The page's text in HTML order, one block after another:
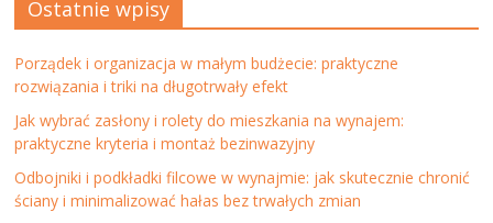
Ostatnie wpisy
Porządek i organizacja w małym budżecie: praktyczne
rozwiązania i triki na długotrwały efekt
Jak wybrać zasłony i rolety do mieszkania na wynajem:
praktyczne kryteria i montaż bezinwazyjny
Odbojniki i podkładki filcowe w wynajmie: jak skutecznie chronić
ściany i minimalizować hałas bez trwałych zmian